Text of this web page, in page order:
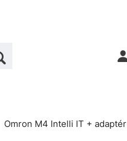
Omron M4 Intelli IT + adaptér